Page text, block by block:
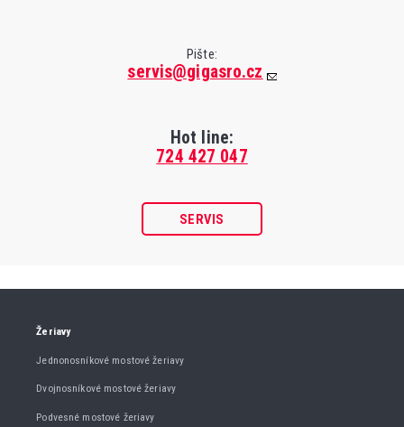
Pište:
servis@gigasro.cz
Hot line:
724 427 047
SERVIS
Žeriavy
Jednonosníkové mostové žeriavy
Dvojnosníkové mostové žeriavy
Podvesné mostové žeriavy